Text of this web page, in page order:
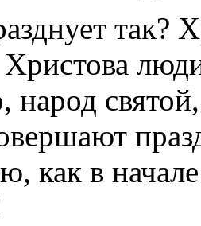
так?
народ
как в